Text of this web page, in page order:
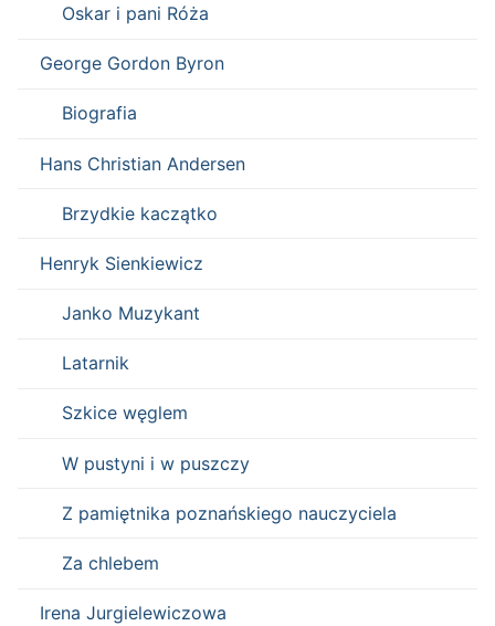
Oskar i pani Róża
George Gordon Byron
Biografia
Hans Christian Andersen
Brzydkie kaczątko
Henryk Sienkiewicz
Janko Muzykant
Latarnik
Szkice węglem
W pustyni i w puszczy
Z pamiętnika poznańskiego nauczyciela
Za chlebem
Irena Jurgielewiczowa